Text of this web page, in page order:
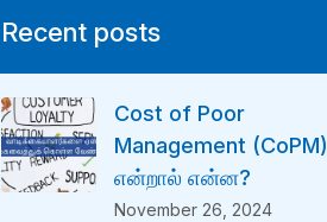
Recent posts
Cost of Poor
Management (CoPM)
என்றால் என்ன?
November 26, 2024